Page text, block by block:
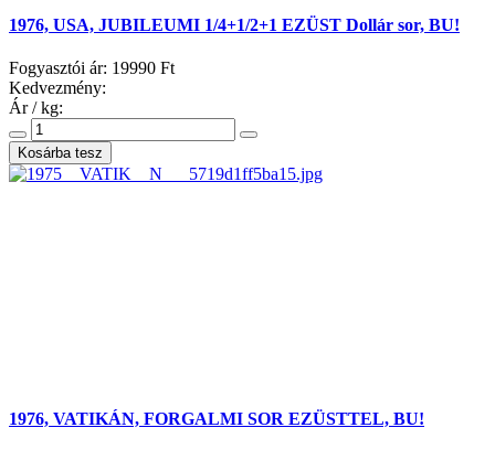
1976, USA, JUBILEUMI 1/4+1/2+1 EZÜST Dollár sor, BU!
Fogyasztói ár: 19990 Ft
Kedvezmény:
Ár / kg:
1976, VATIKÁN, FORGALMI SOR EZÜSTTEL, BU!